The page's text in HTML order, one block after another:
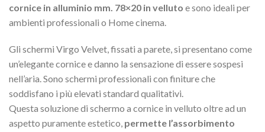
cornice in alluminio mm. 78×20 in velluto e sono ideali per
ambienti professionali o Home cinema.
Gli schermi Virgo Velvet, fissati a parete, si presentano come
un’elegante cornice e danno la sensazione di essere sospesi
nell’aria. Sono schermi professionali con finiture che
soddisfano i più elevati standard qualitativi.
Questa soluzione di schermo a cornice in velluto oltre ad un
aspetto puramente estetico, permette l’assorbimento